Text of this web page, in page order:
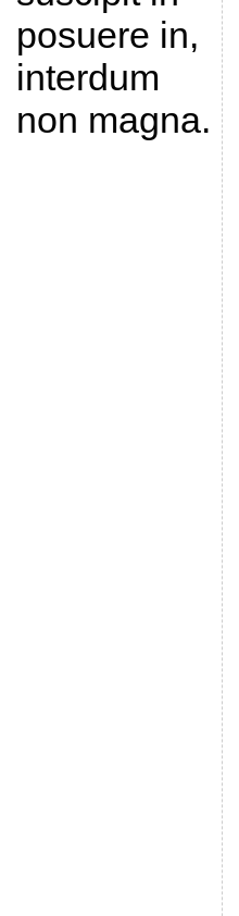
posuere in,
interdum
non magna.